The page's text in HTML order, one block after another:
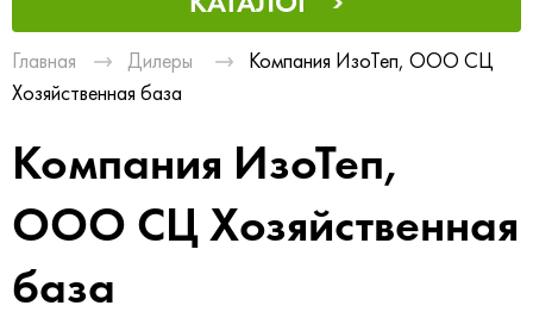
Главная Дилеры
Компания ИзоТеп, ООО СЦ
Хозяйственная база
Компания ИзоТеп,
ООО СЦ Хозяйственная
база